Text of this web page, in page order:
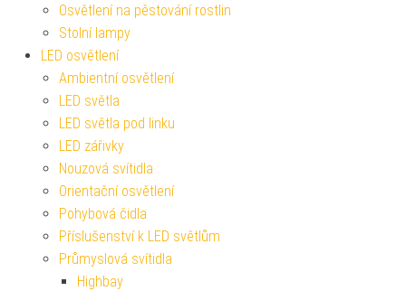
Osvětlení na pěstování rostlin
Stolní lampy
LED osvětlení
Ambientní osvětlení
LED světla
LED světla pod linku
LED zářivky
Nouzová svítidla
Orientační osvětlení
Pohybová čidla
Příslušenství k LED světlům
Průmyslová svítidla
Highbay